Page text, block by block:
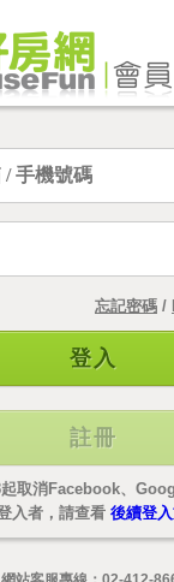
忘記密碼 /
登入
註冊
起取消Facebook、
入者，請查看 後續登